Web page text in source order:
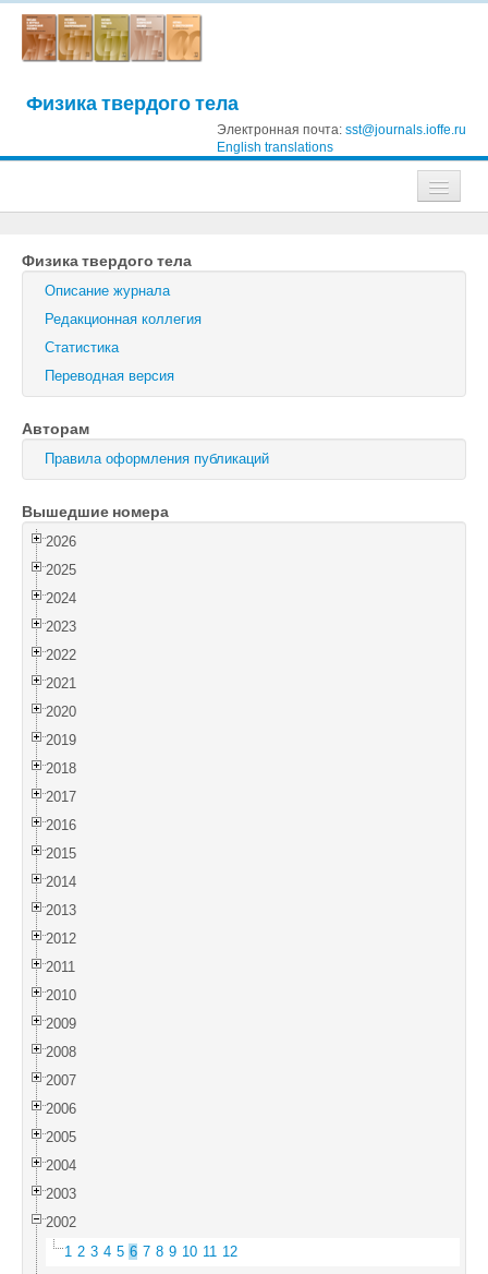
Физика твердого тела
Электронная почта: sst@journals.ioffe.ru
English translations
Журнал технической физики
Письма в Журнал технической физики
Физика твердого тела
Физика и техника полупроводников
Оптика и спектроскопия
Поиск
Войти
Физика твердого тела
Описание журнала
Редакционная коллегия
Статистика
Переводная версия
Авторам
Правила оформления публикаций
Вышедшие номера
2026
2025
2024
2023
2022
2021
2020
2019
2018
2017
2016
2015
2014
2013
2012
2011
2010
2009
2008
2007
2006
2005
2004
2003
2002
1 2 3 4 5 6 7 8 9 10 11 12